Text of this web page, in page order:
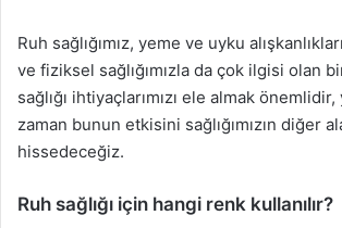
Ruh sağlığımız, yeme ve uyku
ve fiziksel sağlığımızla da çok ilgisi olan
sağlığı ihtiyaçlarımızı ele almak
zaman bunun etkisini sağlığımızın diğer
hissedeceğiz.
Ruh sağlığı için hangi renk kullanılır?